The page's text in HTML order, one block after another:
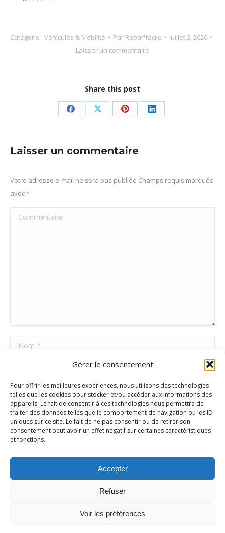
Gérer le consentement
Pour offrir les meilleures expériences, nous utilisons des technologies
telles que les cookies pour stocker et/ou accéder aux informations des
appareils. Le fait de consentir à ces technologies nous permettra de
traiter des données telles que le comportement de navigation ou les ID
uniques sur ce site. Le fait de ne pas consentir ou de retirer son
consentement peut avoir un effet négatif sur certaines caractéristiques
et fonctions.
Accepter
Refuser
Voir les préférences
Catégorie : Véhicules & Mobilité Par Repar'facile
juillet 2, 2026
Laisser un commentaire
Share this post
PartagerPartagerPartager
Pinterest
Partager
Laisser un commentaire
Votre adresse e-mail ne sera pas publiée Champs requis marqués
avec*
Commentaire
Nom *
Site Web
Poster commentaire